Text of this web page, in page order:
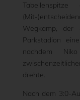
(Mit-
Wegkamp,
Parkstadion
nachdem
drehte.
Nach dem 3:0-